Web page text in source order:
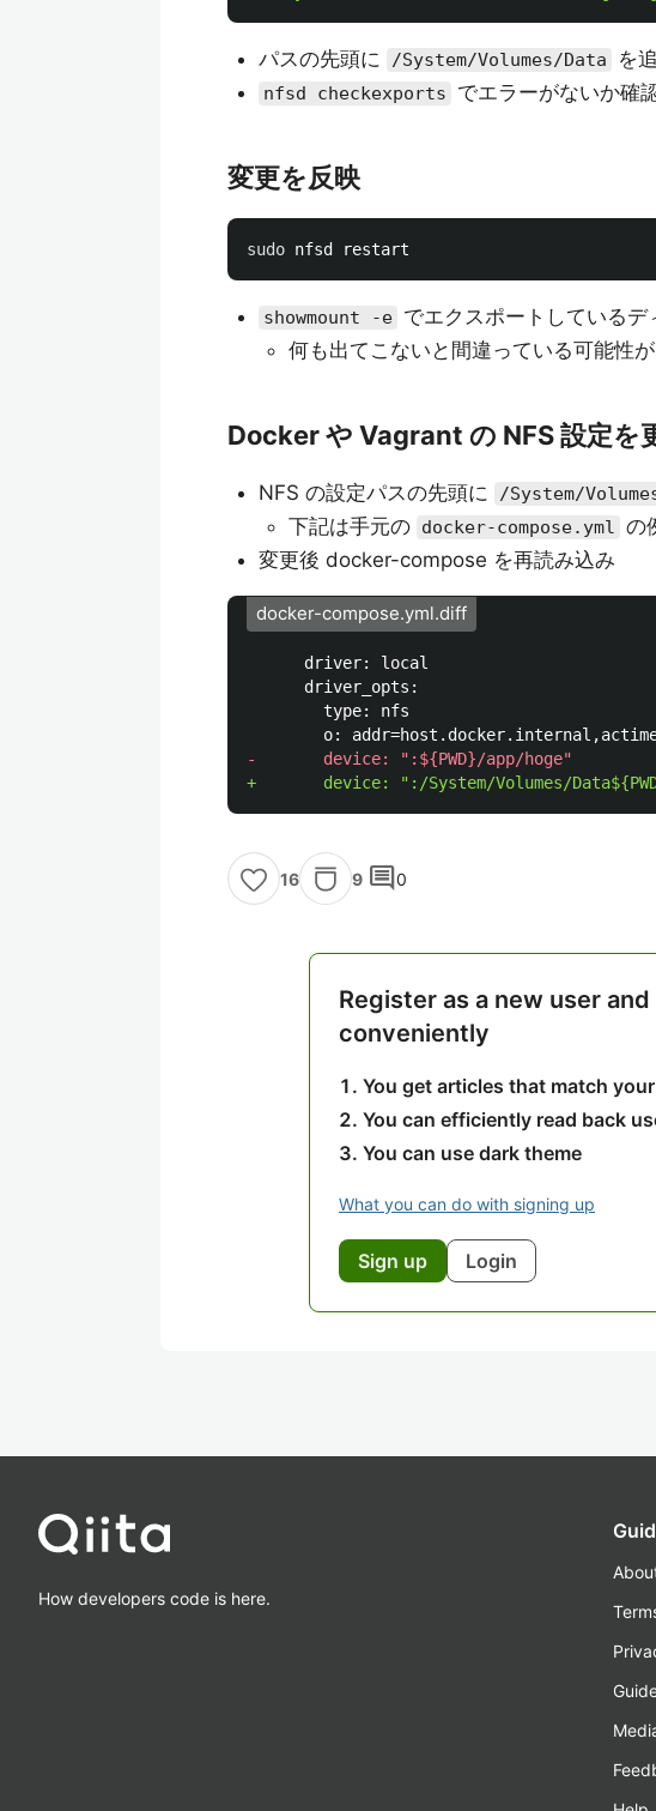
パスの先頭に /System/Volumes/Data を
nfsd checkexports でエラーがないか確
変更を反映
sudo
showmount -e でエクスポートしている
何も出てこないと間違っている可能性
Docker や Vagrant の NFS 設定を
NFS の設定パスの先頭に /System/
下記は手元の docker-compose.yml の
変更後 docker-compose を再読み込み
docker-compose.yml.diff
      driver: local
      driver_opts:
        type: nfs
16 9 comment0
Register as a new user
conveniently
You get articles that match
You can efficiently read back
You can use dark theme
What you can do with signing up
Sign up Login
How developers code is here.